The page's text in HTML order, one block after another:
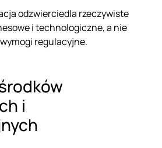
odzwierciedla rzeczywiste
i technologiczne, a nie
regulacyjne.
i